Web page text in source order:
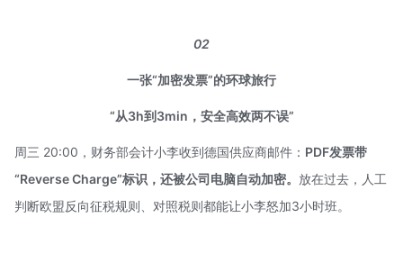
02
一张“加密发票”的环球旅行
“从3h到3min，安全高效两不误”
周三 20:00，财务部会计小李收到德国供应商邮件： PDF发票带
“Reverse Charge”标识，还被公司电脑自动加密。 放在过去，人工
判断欧盟反向征税规则、对照税则都能让小李怒加3小时班。